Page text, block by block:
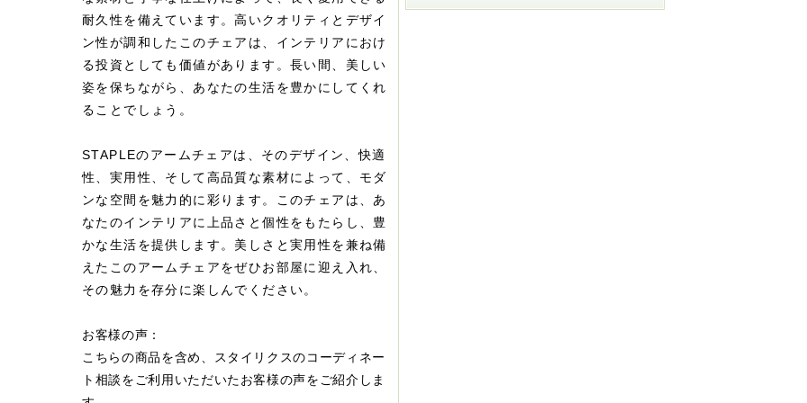
耐久性を備えています。高いクオリティとデザイ
ン性が調和したこのチェアは、インテリアにおけ
る投資としても価値があります。長い間、美しい
姿を保ちながら、あなたの生活を豊かにしてくれ
ることでしょう。
STAPLEのアームチェアは、そのデザイン、快適
性、実用性、そして高品質な素材によって、モダ
ンな空間を魅力的に彩ります。このチェアは、あ
なたのインテリアに上品さと個性をもたらし、豊
かな生活を提供します。美しさと実用性を兼ね備
えたこのアームチェアをぜひお部屋に迎え入れ、
その魅力を存分に楽しんでください。
お客様の声：
こちらの商品を含め、スタイリクスのコーディネー
ト相談をご利用いただいたお客様の声をご紹介しま